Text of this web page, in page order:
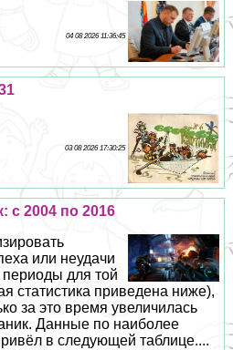
04 08 2026 11:36:45
03 08 2026 17:30:25
с 2004 по 2016
или неудачи
для той
статистика приведена ниже),
за это время увеличилась
Данные по наиболее
в следующей таблице....